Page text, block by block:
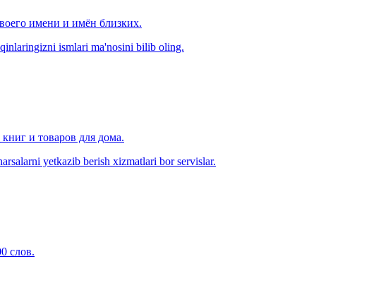
имени и имён близких.
ismlari ma'nosini bilib oling.
и товаров для дома.
yetkazib berish xizmatlari bor servislar.
слов.